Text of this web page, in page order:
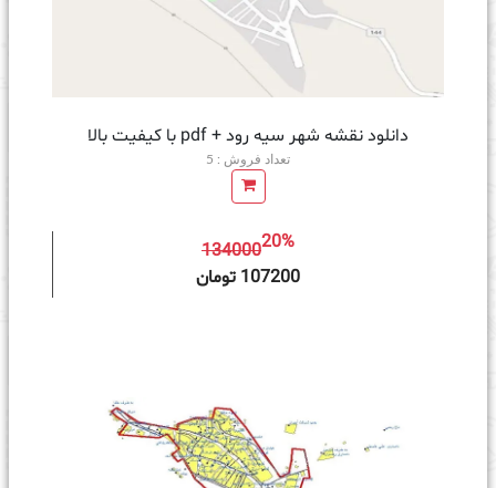
دانلود نقشه شهر سیه رود + pdf با کیفیت بالا
تعداد فروش : 5
13400020%
107200 تومان